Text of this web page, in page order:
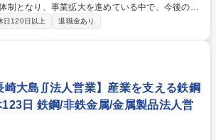
制となり、事業拡大を進めている中で、今後の業
、給与計算、社会保険手続きのアウトソース化を
用車による通勤となります 職務内容の変更範囲：
日
日120日以上 退職金あり
崎大島∬法人営業】産業を支える鉄鋼
日 鉄鋼/非鉄金属/金属製品法人営